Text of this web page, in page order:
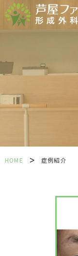
HOME > 症例紹介